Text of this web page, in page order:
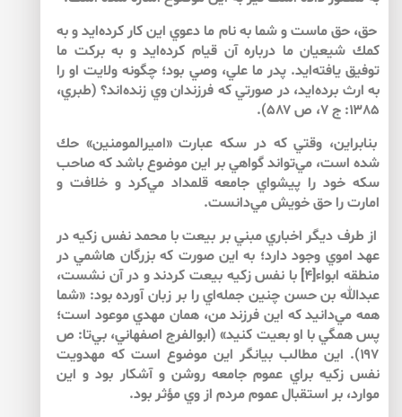
حق، حق ماست و شما به نام ما دعوي اين كار كرده‌ايد و به
كمك شيعيان ما درباره آن قيام كرده‌ايد و به بركت ما
توفيق يافته‌ايد. پدر ما علي، وصي بود؛ چگونه ولايت او را
به ارث برده‌ايد، در صورتي كه فرزندان وي زنده‌اند؟ (طبري،
۱۳۸۵: ج ۷، ص ۵۸۷).
بنابراين، وقتي كه در سكه عبارت «اميرالمومنين» حك
شده است، مي‌تواند گواهي بر اين موضوع باشد كه صاحب
سكه خود را پيشواي جامعه قلمداد مي‌كرد و خلافت و
امارت را حق خويش مي‌دانست.
از طرف ديگر اخباري مبني بر بيعت با محمد نفس زكيه در
عهد اموي وجود دارد؛ به اين صورت كه بزرگان هاشمي در
منطقه ابواء[۴] با نفس زكيه بيعت كردند و در آن نشست،
عبدالله بن حسن چنين جمله‌اي را بر زبان آورده بود: «شما
همه مي‌دانيد كه اين فرزند من، همان مهدي موعود است؛
پس همگي با او بعيت كنيد» (ابوالفرج اصفهاني، بي‌تا: ص
۱۹۷). اين مطالب بيانگر اين موضوع است كه مهدويت
نفس زكيه براي عموم جامعه روشن و آشكار بود و اين
موارد، بر استقبال عموم مردم از وي مؤثر بود.